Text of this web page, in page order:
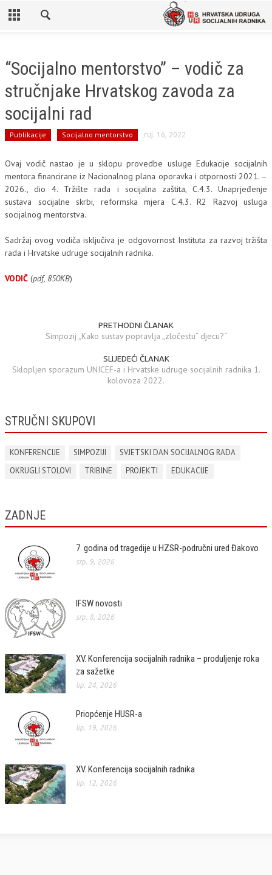
“Socijalno mentorstvo” – vodič za
stručnjake Hrvatskog zavoda za
socijalni rad
Publikacije Socijalno mentorstvo ruj. 16, 2022
Ovaj vodič nastao je u sklopu provedbe usluge Edukacije socijalnih
mentora financirane iz Nacionalnog plana oporavka i otpornosti 2021. –
2026., dio 4. Tržište rada i socijalna zaštita, C.4.3. Unaprjeđenje
sustava socijalne skrbi, reformska mjera C.4.3. R2 Razvoj usluga
socijalnog mentorstva.
Sadržaj ovog vodiča isključiva je odgovornost Instituta za razvoj tržišta
rada i Hrvatske udruge socijalnih radnika.
VODIČ (pdf, 850KB)
PRETHODNI ČLANAK
Simpozij „Kako sustav popravlja „zločestu“ djecu?“
SLIJEDEĆI ČLANAK
Sklopljen sporazum UNICEF-a i Hrvatske udruge socijalnih radnika 1.
kolovoza 2022.
STRUČNI SKUPOVI
KONFERENCIJE SIMPOZIJI
SVJETSKI DAN SOCIJALNOG RADA
OKRUGLI STOLOVI
TRIBINE PROJEKTI EDUKACIJE
ZADNJE
7. godina od tragedije u HZSR-područni ured Đakovo
srp. 9, 2026
IFSW novosti
srp. 8, 2026
XV. Konferencija socijalnih radnika – produljenje roka
za sažetke
lip. 24, 2026
Priopćenje HUSR-a
lip. 19, 2026
XV. Konferencija socijalnih radnika
lip. 12, 2026